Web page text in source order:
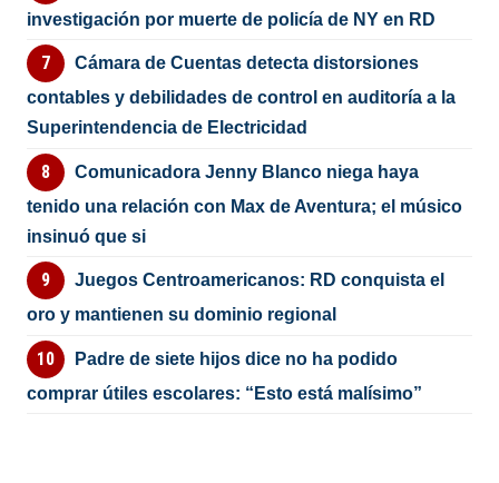
investigación por muerte de policía de NY en RD
Cámara de Cuentas detecta distorsiones
contables y debilidades de control en auditoría a la
Superintendencia de Electricidad
Comunicadora Jenny Blanco niega haya
tenido una relación con Max de Aventura; el músico
insinuó que si
Juegos Centroamericanos: RD conquista el
oro y mantienen su dominio regional
Padre de siete hijos dice no ha podido
comprar útiles escolares: “Esto está malísimo”